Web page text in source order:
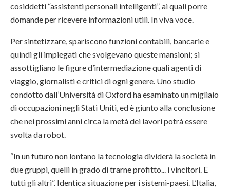
cosiddetti “assistenti personali intelligenti”, ai quali porre
domande per ricevere informazioni utili. In viva voce.
Per sintetizzare, spariscono funzioni contabili, bancarie e
quindi gli impiegati che svolgevano queste mansioni; si
assottigliano le figure d’intermediazione quali agenti di
viaggio, giornalisti e critici di ogni genere. Uno studio
condotto dall’Università di Oxford ha esaminato un migliaio
di occupazioni negli Stati Uniti, ed è giunto alla conclusione
che nei prossimi anni circa la metà dei lavori potrà essere
svolta da robot.
“In un futuro non lontano la tecnologia dividerà la società in
due gruppi, quelli in grado di trarne profitto... i vincitori. E
tutti gli altri”. Identica situazione per i sistemi-paesi. L’Italia,